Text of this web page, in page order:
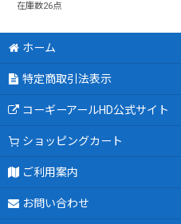
在庫数26点
ホーム
特定商取引法表示
コーギーアールHD公式サイト
ショッピングカート
ご利用案内
お問い合わせ